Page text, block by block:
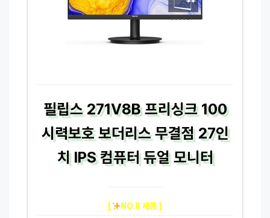
필립스 271V8B 프리싱크 100
시력보호 보더리스 무결점 27인
치 IPS 컴퓨터 듀얼 모니터
[ NO.8 제품 ]